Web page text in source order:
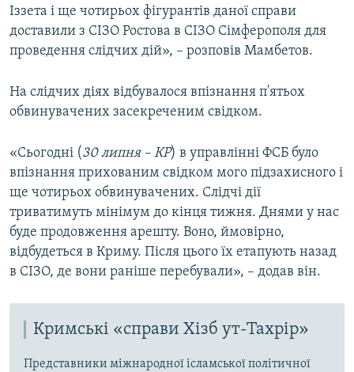
Іззета і ще чотирьох фігурантів даної справи
доставили з СІЗО Ростова в СІЗО Сімферополя для
проведення слідчих дій», – розповів Мамбетов.
На слідчих діях відбувалося впізнання п'ятьох
обвинувачених засекреченим свідком.
«Сьогодні (30 липня – КР) в управлінні ФСБ було
впізнання прихованим свідком мого підзахисного і
ще чотирьох обвинувачених. Слідчі дії
триватимуть мінімум до кінця тижня. Днями у нас
буде продовження арешту. Воно, ймовірно,
відбудеться в Криму. Після цього їх етапують назад
в СІЗО, де вони раніше перебували», – додав він.
Кримські «справи Хізб ут-Тахрір»
Представники міжнародної ісламської політичної